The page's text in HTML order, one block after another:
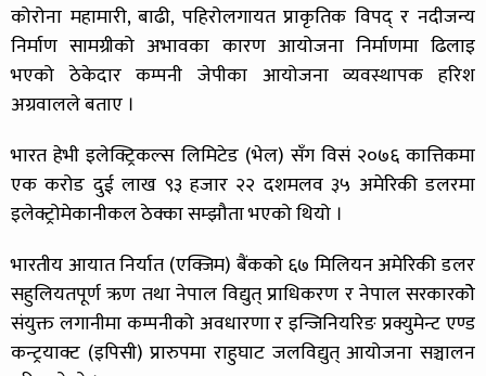
कोरोना महामारी, बाढी, पहिरोलगायत प्राकृतिक विपद् र नदीजन्य
निर्माण सामग्रीको अभावका कारण आयोजना निर्माणमा ढिलाइ
भएको ठेकेदार कम्पनी जेपीका आयोजना व्यवस्थापक हरिश
अग्रवालले बताए ।
भारत हेभी इलेक्ट्रिकल्स लिमिटेड (भेल) सँग विसं २०७६ कात्तिकमा
एक करोड दुई लाख ९३ हजार २२ दशमलव ३५ अमेरिकी डलरमा
इलेक्ट्रोमेकानीकल ठेक्का सम्झौता भएको थियो ।
भारतीय आयात निर्यात (एक्जिम) बैंकको ६७ मिलियन अमेरिकी डलर
सहुलियतपूर्ण ऋण तथा नेपाल विद्युत् प्राधिकरण र नेपाल सरकारकोे
संयुक्त लगानीमा कम्पनीको अवधारणा र इन्जिनियरिङ प्रक्युमेन्ट एण्ड
कन्ट्रयाक्ट (इपिसी) प्रारुपमा राहुघाट जलविद्युत् आयोजना सञ्चालन